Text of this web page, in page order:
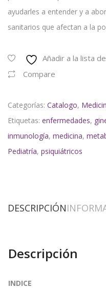
ayudarles a entender y a
sanitarios que afectan a la
Añadir a la lista
Compare
Categorías: Catalogo,
Etiquetas: enfermedades,
inmunología, medicina,
Pediatría, psiquiátricos
DESCRIPCIÓN
Descripción
INDICE